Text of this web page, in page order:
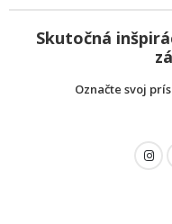
Skutočná
Označte svoj